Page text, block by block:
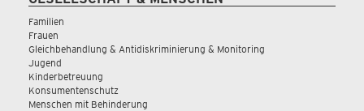
Familien
Frauen
Gleichbehandlung & Antidiskriminierung & Monitoring
Jugend
Kinderbetreuung
Konsumentenschutz
Menschen mit Behinderung